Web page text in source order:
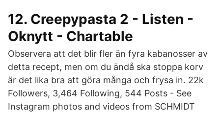
12. Creepypasta 2 - Listen -
Oknytt - Chartable
Observera att det blir fler än fyra kabanosser av
detta recept, men om du ändå ska stoppa korv
är det lika bra att göra många och frysa in. 22k
Followers, 3,464 Following, 544 Posts - See
Instagram photos and videos from SCHMIDT